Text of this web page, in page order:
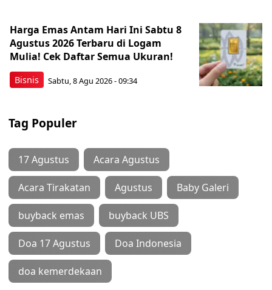
Bisnis
Harga Emas Antam Hari Ini Sabtu 8
Agustus 2026 Terbaru di Logam
Mulia! Cek Daftar Semua Ukuran!
Sabtu, 8 Agu 2026 - 09:34
Tag Populer
17 Agustus Acara Agustus
Acara Tirakatan Agustus Baby Galeri
buyback emas buyback UBS
Doa 17 Agustus Doa Indonesia
doa kemerdekaan